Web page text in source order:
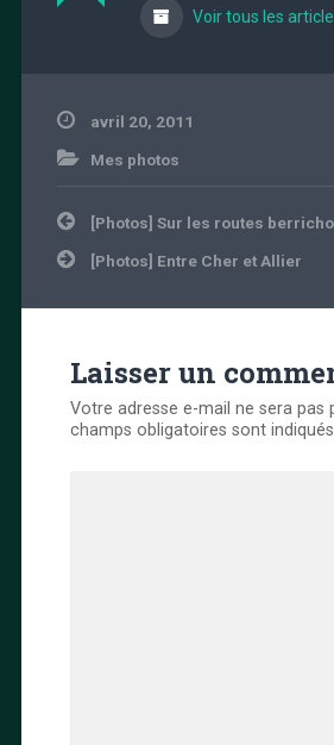
Voir tous les
avril 20, 2011
Mes photos
Navigation
de
l’article
[Photos] Sur les routes
[Photos] Entre Cher et Allier
Laisser un
Votre adresse e-mail ne sera pas
champs obligatoires sont